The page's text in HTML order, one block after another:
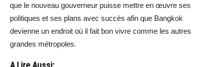
que le nouveau gouverneur puisse mettre en œuvre ses
politiques et ses plans avec succès afin que Bangkok
devienne un endroit où il fait bon vivre comme les autres
grandes métropoles.